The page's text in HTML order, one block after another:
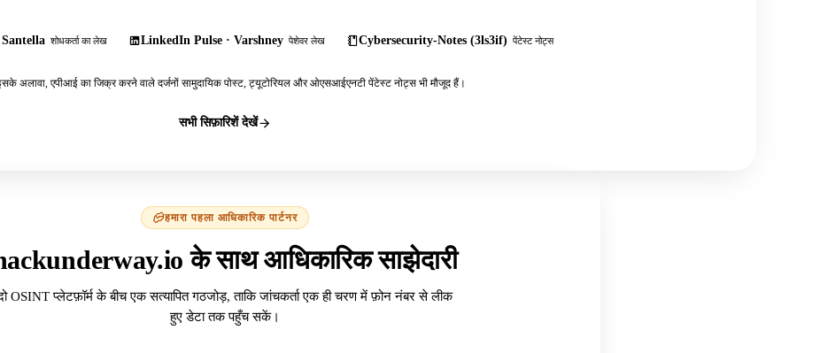
शोधकर्ता का लेख LinkedIn Pulse · Varshney पेशेवर लेख Cybersecurity-Notes (3ls3if) पेंटेस्ट नोट्स
अलावा, एपीआई का जिक्र करने वाले दर्जनों सामुदायिक पोस्ट, ट्यूटोरियल और ओएसआईएनटी पेंटेस्ट नोट्स भी मौजूद हैं।
सभी सिफ़ारिशें देखें
हमारा पहला आधिकारिक पार्टनर
के साथ आधिकारिक साझेदारी
OSINT प्लेटफ़ॉर्म के बीच एक सत्यापित गठजोड़, ताकि जांचकर्ता एक ही चरण में फ़ोन नंबर से लीक
हुए डेटा तक पहुँच सकें।